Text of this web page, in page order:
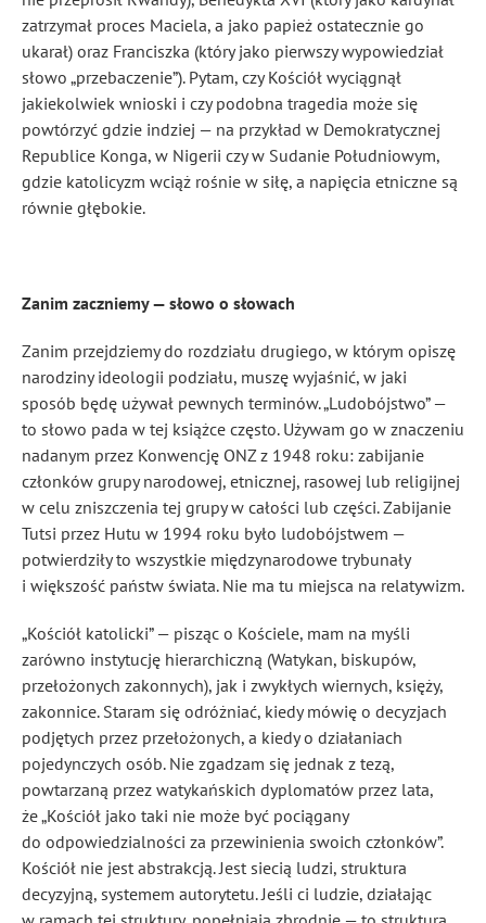
zatrzymał proces Maciela, a jako papież ostatecznie go
ukarał) oraz Franciszka (który jako pierwszy wypowiedział
słowo „przebaczenie”). Pytam, czy Kościół wyciągnął
jakiekolwiek wnioski i czy podobna tragedia może się
powtórzyć gdzie indziej — na przykład w Demokratycznej
Republice Konga, w Nigerii czy w Sudanie Południowym,
gdzie katolicyzm wciąż rośnie w siłę, a napięcia etniczne są
równie głębokie.
Zanim zaczniemy — słowo o słowach
Zanim przejdziemy do rozdziału drugiego, w którym opiszę
narodziny ideologii podziału, muszę wyjaśnić, w jaki
sposób będę używał pewnych terminów. „Ludobójstwo” —
to słowo pada w tej książce często. Używam go w znaczeniu
nadanym przez Konwencję ONZ z 1948 roku: zabijanie
członków grupy narodowej, etnicznej, rasowej lub religijnej
w celu zniszczenia tej grupy w całości lub części. Zabijanie
Tutsi przez Hutu w 1994 roku było ludobójstwem —
potwierdziły to wszystkie międzynarodowe trybunały
i większość państw świata. Nie ma tu miejsca na relatywizm.
„Kościół katolicki” — pisząc o Kościele, mam na myśli
zarówno instytucję hierarchiczną (Watykan, biskupów,
przełożonych zakonnych), jak i zwykłych wiernych, księży,
zakonnice. Staram się odróżniać, kiedy mówię o decyzjach
podjętych przez przełożonych, a kiedy o działaniach
pojedynczych osób. Nie zgadzam się jednak z tezą,
powtarzaną przez watykańskich dyplomatów przez lata,
że „Kościół jako taki nie może być pociągany
do odpowiedzialności za przewinienia swoich członków”.
Kościół nie jest abstrakcją. Jest siecią ludzi, struktura
decyzyjną, systemem autorytetu. Jeśli ci ludzie, działając